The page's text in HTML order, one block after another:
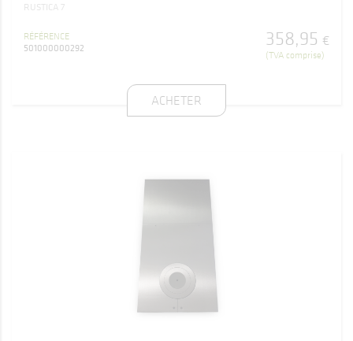
RUSTICA 7
RÉFÉRENCE
501000000292
358,95 €
(TVA comprise)
ACHETER